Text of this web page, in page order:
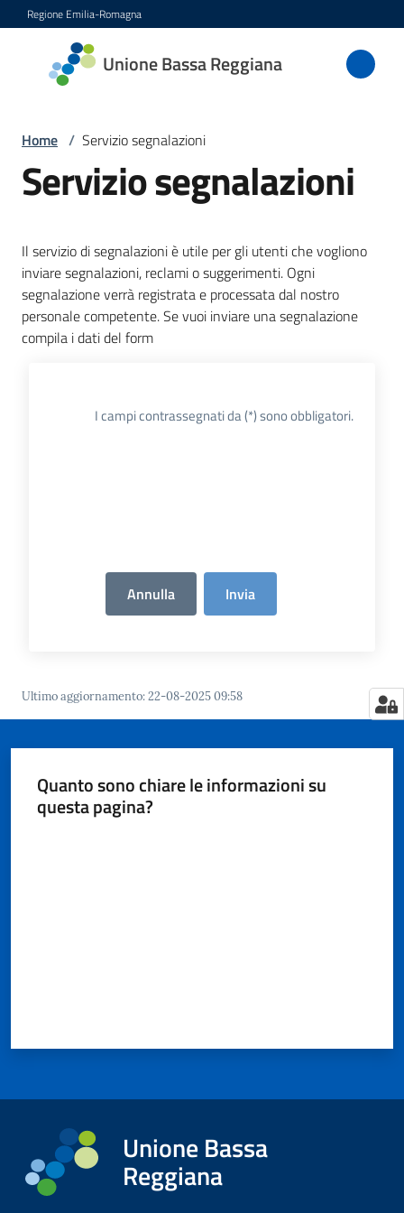
Vai al contenuto
Vai alla navigazione
Vai al footer
Regione Emilia-Romagna
Unione Bassa Reggiana
Unione
Bassa
Amministrazione
Novità
Servizi
Menu selezionato
Vivere
Home / Servizio segnalazioni
Servizio segnalazioni
Il servizio di segnalazioni è utile per gli utenti che vogliono
inviare segnalazioni, reclami o suggerimenti. Ogni
segnalazione verrà registrata e processata dal nostro
personale competente. Se vuoi inviare una segnalazione
compila i dati del form
I campi contrassegnati da (*) sono obbligatori.
Annulla Invia
Ultimo aggiornamento:22-08-2025 09:58
Quanto sono chiare le informazioni su
questa pagina?
Unione Bassa
Reggiana